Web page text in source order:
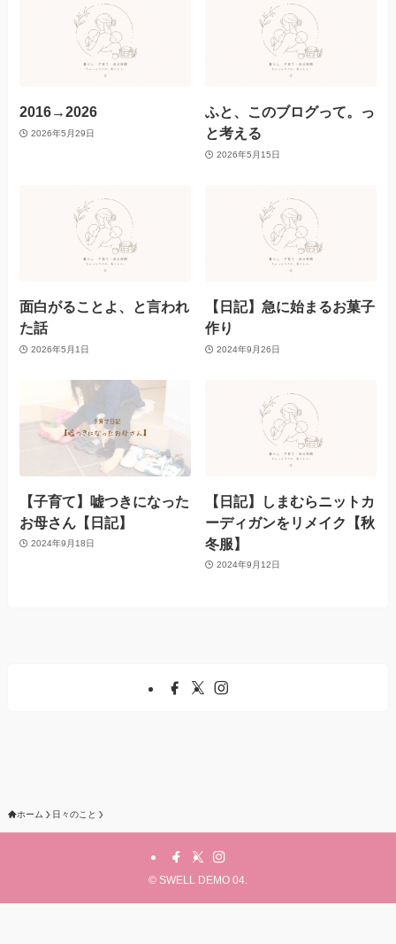
2016→2026
2026年5月29日
ふと、このブログって。っ
と考える
2026年5月15日
面白がることよ、と言われ
た話
2026年5月1日
【日記】急に始まるお菓子
作り
2024年9月26日
【子育て】嘘つきになった
お母さん【日記】
2024年9月18日
【日記】しまむらニットカ
ーディガンをリメイク【秋
冬服】
2024年9月12日
ホーム 日々のこと
© SWELL DEMO 04.